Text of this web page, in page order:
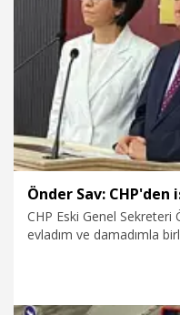
Gündem
Önder Sav:
CHP Eski Genel Sekreteri
evladım ve damadımla